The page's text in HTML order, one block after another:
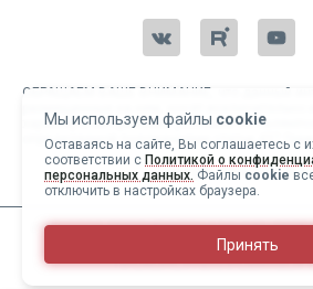
Мы используем файлы cookie
Оставаясь на сайте, Вы соглашаетесь с
соответствии с Политикой о
персональных данных. Файлы cookie
отключить в настройках браузера.
Принять
ОБРАЩАЕМ ВАШЕ ВНИМАНИЕ, что данный
характер и ни при каких условиях не
определяемой положениями статьи 437
Copyright 2004-2026 ©
ИМЕЮТСЯ ПРОТИВОПОКАЗАНИЯ,
НЕОБХОДИМО ОЗНАКОМИТЬСЯ С
ПРОКОНСУЛЬТИРОВАТЬСЯ